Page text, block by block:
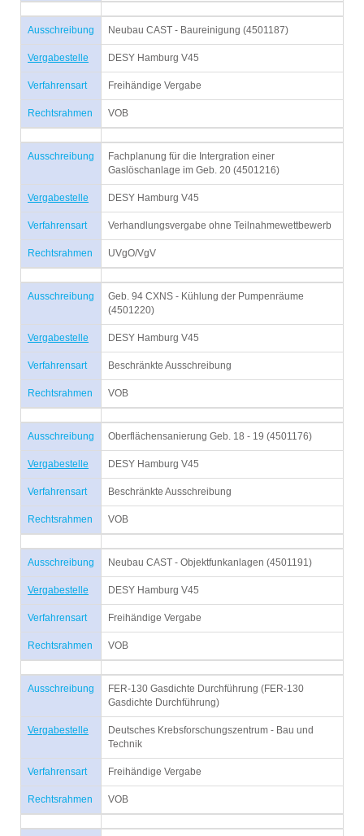
Ausschreibung Neubau CAST - Baureinigung (4501187)
Vergabestelle DESY Hamburg V45
Verfahrensart Freihändige Vergabe
Rechtsrahmen VOB
Ausschreibung
Fachplanung für die Intergration einer
Gaslöschanlage im Geb. 20 (4501216)
Vergabestelle DESY Hamburg V45
Verfahrensart Verhandlungsvergabe ohne Teilnahmewettbewerb
Rechtsrahmen UVgO/VgV
Ausschreibung
Geb. 94 CXNS - Kühlung der Pumpenräume
(4501220)
Vergabestelle DESY Hamburg V45
Verfahrensart Beschränkte Ausschreibung
Rechtsrahmen VOB
Ausschreibung Oberflächensanierung Geb. 18 - 19 (4501176)
Vergabestelle DESY Hamburg V45
Verfahrensart Beschränkte Ausschreibung
Rechtsrahmen VOB
Ausschreibung Neubau CAST - Objektfunkanlagen (4501191)
Vergabestelle DESY Hamburg V45
Verfahrensart Freihändige Vergabe
Rechtsrahmen VOB
Ausschreibung
FER-130 Gasdichte Durchführung (FER-130
Gasdichte Durchführung)
Vergabestelle
Deutsches Krebsforschungszentrum - Bau und
Technik
Verfahrensart Freihändige Vergabe
Rechtsrahmen VOB